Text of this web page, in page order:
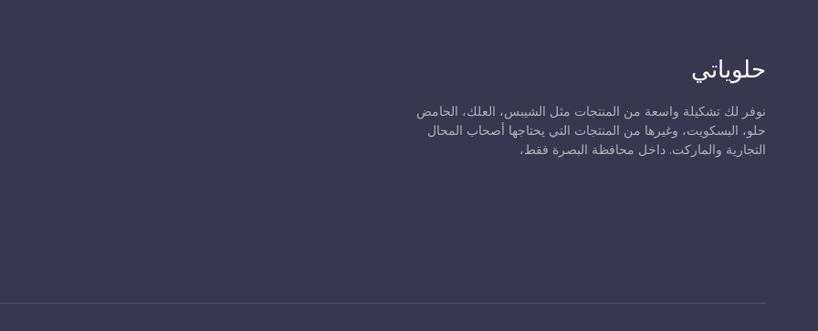
حلوياتي
نوفر لك تشكيلة واسعة من المنتجات مثل الشيبس، العلك، الحامض
حلو، البسكويت، وغيرها من المنتجات التي يحتاجها أصحاب المحال
التجارية والماركت. داخل محافظة البصرة فقط،